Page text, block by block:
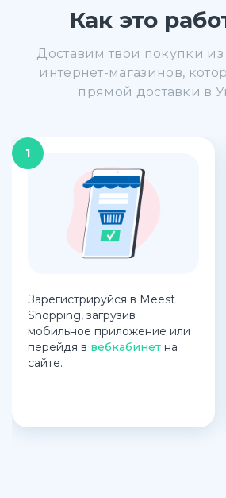
Как это
Доставим твои покупки
интернет-магазинов,
прямой доставки в
1
Зарегистрируйся в Meest
Shopping, загрузив
мобильное приложение или
перейдя в вебкабинет на
сайте.